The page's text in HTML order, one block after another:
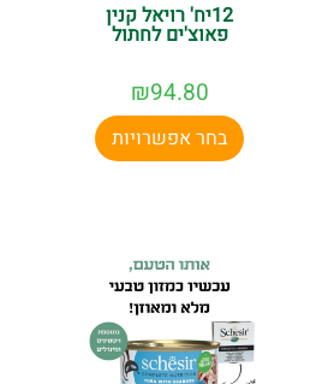
12יח' רויאל קנין
פאוצ'ים לחתול
₪94.80
בחר אפשרויות